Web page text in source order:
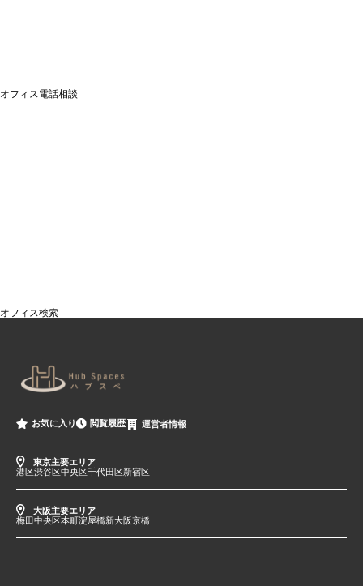
オフィス電話相談
オフィス検索
お気に入り 閲覧履歴 運営者情報
東京主要エリア
港区渋谷区中央区千代田区新宿区
大阪主要エリア
梅田中央区本町淀屋橋新大阪京橋